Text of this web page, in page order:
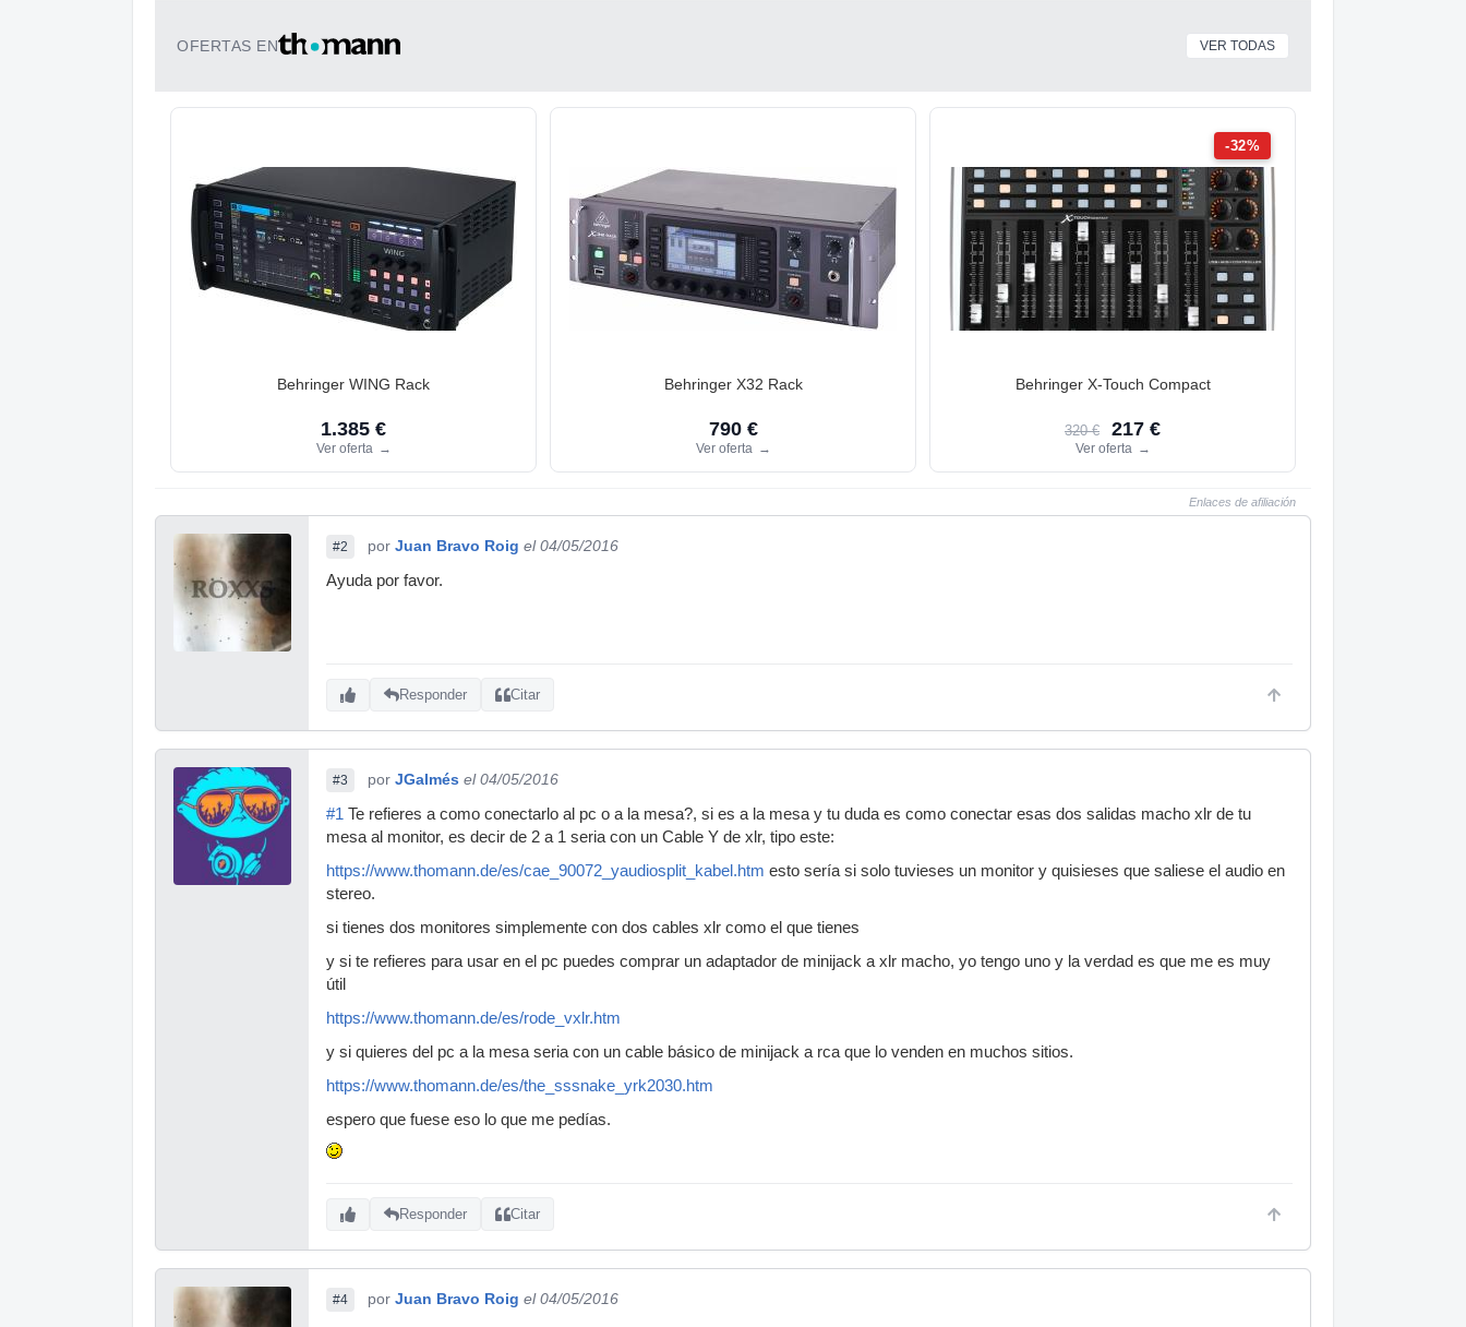
OFERTAS EN VER TODAS
Behringer WING Rack
1.385 €
Ver oferta →
Behringer X32 Rack
790 €
Ver oferta →
-32%
Behringer X-Touch Compact
320 € 217 €
Ver oferta →
Enlaces de afiliación
#2 por Juan Bravo Roig el 04/05/2016
Ayuda por favor.
Responder Citar
#3 por JGalmés el 04/05/2016
#1 Te refieres a como conectarlo al pc o a la mesa?, si es a la mesa y tu duda es como conectar esas dos salidas macho xlr de tu
mesa al monitor, es decir de 2 a 1 seria con un Cable Y de xlr, tipo este:
https://www.thomann.de/es/cae_90072_yaudiosplit_kabel.htm esto sería si solo tuvieses un monitor y quisieses que saliese el audio en
stereo.
si tienes dos monitores simplemente con dos cables xlr como el que tienes
y si te refieres para usar en el pc puedes comprar un adaptador de minijack a xlr macho, yo tengo uno y la verdad es que me es muy
útil
https://www.thomann.de/es/rode_vxlr.htm
y si quieres del pc a la mesa seria con un cable básico de minijack a rca que lo venden en muchos sitios.
https://www.thomann.de/es/the_sssnake_yrk2030.htm
espero que fuese eso lo que me pedías.
Responder Citar
#4 por Juan Bravo Roig el 04/05/2016